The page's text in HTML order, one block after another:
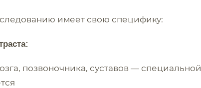
имеет свою специфику:
позвоночника, суставов — специальной